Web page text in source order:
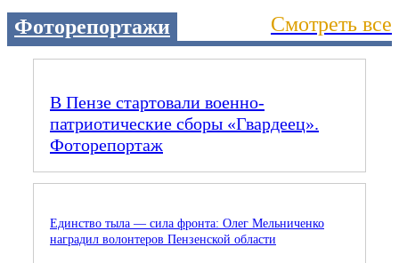
Фоторепортажи Смотреть все
В Пензе стартовали военно-
патриотические сборы «Гвардеец».
Фоторепортаж
Единство тыла — сила фронта: Олег Мельниченко
наградил волонтеров Пензенской области